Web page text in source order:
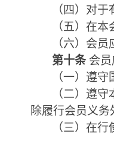
（四）对
（五）在
（六）会员
第十条 会员
（一）遵
（二）遵
除履行会员义务
（三）在